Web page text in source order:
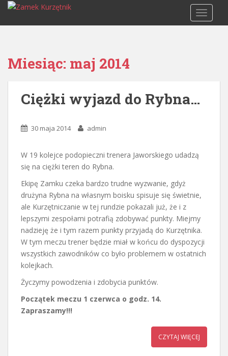
i
Miesiąc: maj 2014
Ciężki wyjazd do Rybna…
30 maja 2014 admin
W 19 kolejce podopieczni trenera Jaworskiego udadzą
się na ciężki teren do Rybna.
Ekipę Zamku czeka bardzo trudne wyzwanie, gdyż
drużyna Rybna na własnym boisku spisuje się świetnie,
ale Kurzętniczanie w tej rundzie pokazali już, że i z
lepszymi zespołami potrafią zdobywać punkty. Miejmy
nadzieję że i tym razem punkty przyjadą do Kurzętnika.
W tym meczu trener będzie miał w końcu do dyspozycji
wszystkich zawodników co było problemem w ostatnich
kolejkach.
Życzymy powodzenia i zdobycia punktów.
Początek meczu 1 czerwca o godz. 14.
Zapraszamy!!!
CZYTAJ WIĘCEJ